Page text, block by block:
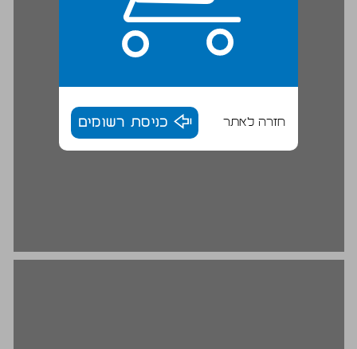
חזרה לאתר כניסת רשומים
ה. העיקר של התכליתיות הצורנית של הטבע הוא עיקר טראנסצנדנטאלי של כוח־השיפוט ... 20